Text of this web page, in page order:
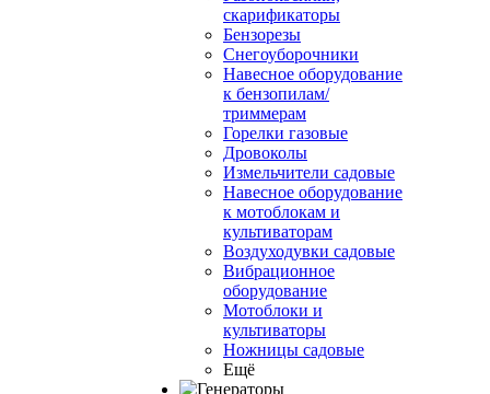
скарификаторы
Бензорезы
Снегоуборочники
Навесное оборудование
к бензопилам/
триммерам
Горелки газовые
Дровоколы
Измельчители садовые
Навесное оборудование
к мотоблокам и
культиваторам
Воздуходувки садовые
Вибрационное
оборудование
Мотоблоки и
культиваторы
Ножницы садовые
Ещё